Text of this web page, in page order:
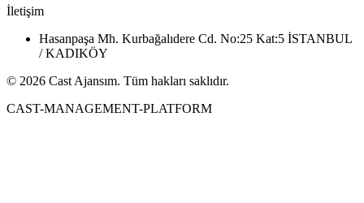
İletişim
Hasanpaşa Mh. Kurbağalıdere Cd. No:25 Kat:5 İSTANBUL
/ KADIKÖY
© 2026 Cast Ajansım. Tüm hakları saklıdır.
CAST-MANAGEMENT-PLATFORM